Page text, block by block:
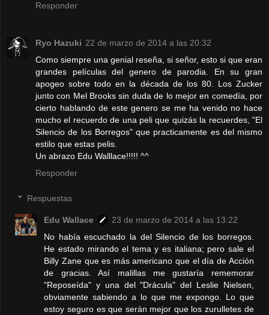
Responder
Ryo Hazuki 22 de marzo de 2014 a las 20:32
Como siempre una genial reseña, si señor, esto si que eran
grandes películas del genero de parodia. En su gran
apogeo sobre todo en la década de los 80. Los Zucker
junto con Mel Brooks sin duda de lo mejor en comedía, por
cierto hablando de este genero se me ha venido no hace
mucho el recuerdo de una peli que quizás la recuerdes, "El
Silencio de los Borregos" que practicamente es del mismo
estilo que estas pelis.
Un abrazo Edu Walllace!!!!! ^^
Responder
Respuestas
Edu Wallace
23 de marzo de 2014 a las 13:22
No había escuchado la del Silencio de los borregos.
He estado mirando el tema y es italiana; pero sale el
Billy Zane que es más americano que el día de Acción
de gracias. Así malillas me gustaría rememorar
"Reposeída" y una del "Drácula" del Leslie Nielsen,
obviamente sabiendo a lo que me expongo. Lo que
estoy seguro es que serán mejor que los zurulletes de